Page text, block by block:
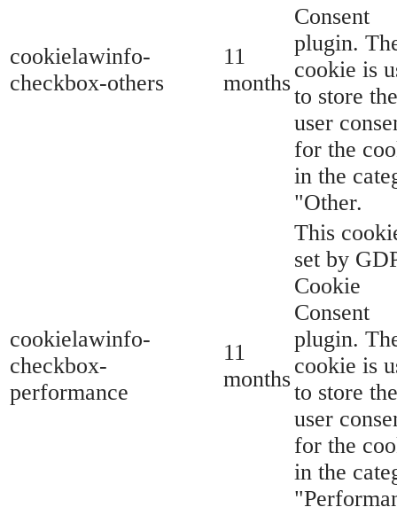
cookielawinfo-
checkbox-others
11
months
Consent
plugin.
cookie is
to store the
user
for the
in the
"Other.
cookielawinfo-
checkbox-
performance
11
months
This
set by
Cookie
Consent
plugin.
cookie is
to store the
user
for the
in the